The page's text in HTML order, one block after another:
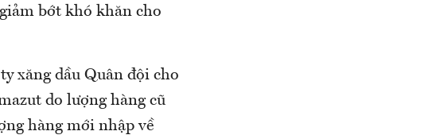
bớt khó khăn cho
xăng dầu Quân đội cho
do lượng hàng cũ
hàng mới nhập về